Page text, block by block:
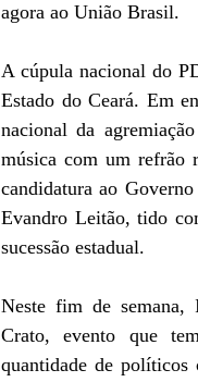
agora ao União Brasil.
A cúpula nacional do
Estado do Ceará. Em
nacional da
música com um refrão
candidatura ao
Evandro Leitão, tido
sucessão estadual.
Neste fim de semana,
Crato, evento que
quantidade de